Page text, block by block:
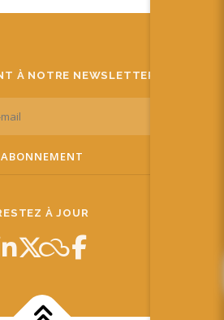
À NOTRE NEWSLETTER
À JOUR